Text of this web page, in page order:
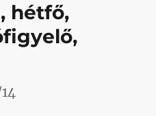
hétfő,